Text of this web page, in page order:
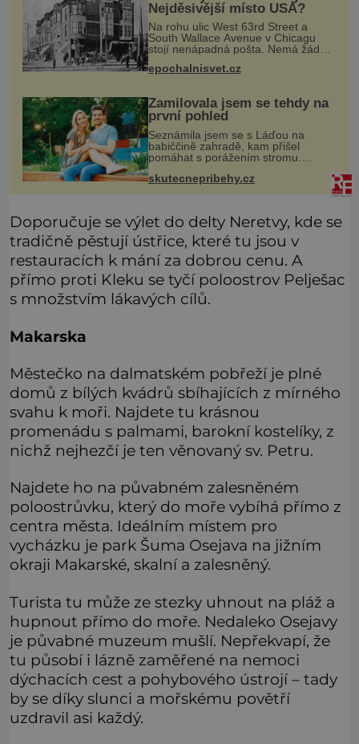
Nejděsivější místo USA?
Na rohu ulic West 63rd Street a
South Wallace Avenue v Chicagu
stojí nenápadná pošta. Nemá žádný
speciální nápis ani pamětní desku. A
přesto prý místní zaměstnanci neradi
epochalnisvet.cz
Zamilovala jsem se tehdy na
první pohled
Seznámila jsem se s Láďou na
babiččině zahradě, kam přišel
pomáhat s porážením stromu.
Babička mě před ním ale varovala…
Babička se mě často ptávala, kdy se
skutecnepribehy.cz
Doporučuje se výlet do delty Neretvy, kde se
tradičně pěstují ústřice, které tu jsou v
restauracích k mání za dobrou cenu. A
přímo proti Kleku se tyčí poloostrov Pelješac
s množstvím lákavých cílů.
Makarska
Městečko na dalmatském pobřeží je plné
domů z bílých kvádrů sbíhajících z mírného
svahu k moři. Najdete tu krásnou
promenádu s palmami, barokní kostelíky, z
nichž nejhezčí je ten věnovaný sv. Petru.
Najdete ho na půvabném zalesněném
poloostrůvku, který do moře vybíhá přímo z
centra města. Ideálním místem pro
vycházku je park Šuma Osejava na jižním
okraji Makarské, skalní a zalesněný.
Turista tu může ze stezky uhnout na pláž a
hupnout přímo do moře. Nedaleko Osejavy
je půvabné muzeum mušlí. Nepřekvapí, že
tu působí i lázně zaměřené na nemoci
dýchacích cest a pohybového ústrojí – tady
by se díky slunci a mořskému povětří
uzdravil asi každý.